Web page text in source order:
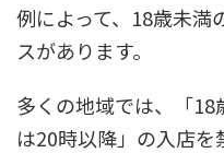
例によって、18歳未満
スがあります。
多くの地域では、「
は20時以降」の入店を